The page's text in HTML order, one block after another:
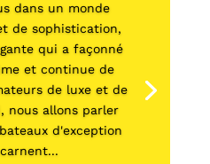
dans un monde
de sophistication,
qui a façonné
et continue de
de luxe et de
nous allons parler
d'exception